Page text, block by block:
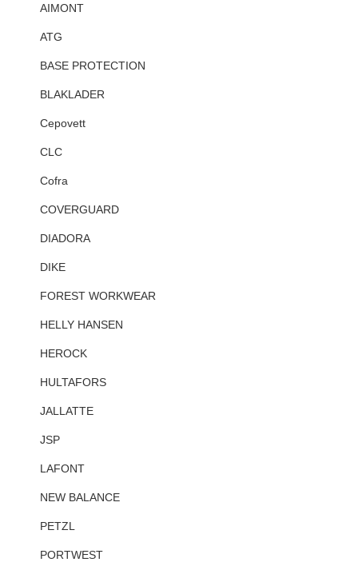
AIMONT
ATG
BASE PROTECTION
BLAKLADER
Cepovett
CLC
Cofra
COVERGUARD
DIADORA
DIKE
FOREST WORKWEAR
HELLY HANSEN
HEROCK
HULTAFORS
JALLATTE
JSP
LAFONT
NEW BALANCE
PETZL
PORTWEST